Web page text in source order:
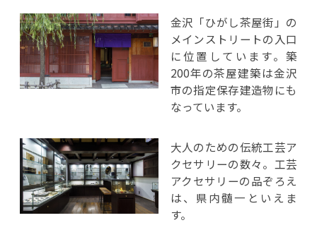
金沢「ひがし茶屋街」の
メインストリートの入口
に位置しています。築
200年の茶屋建築は金沢
市の指定保存建造物にも
なっています。
大人のための伝統工芸ア
クセサリーの数々。工芸
アクセサリーの品ぞろえ
は、県内髄一といえま
す。